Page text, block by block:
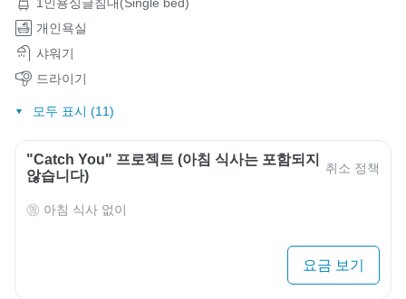
개인욕실
샤워기
드라이기
모두 표시 (11)
"Catch You" 프로젝트 (아침 식사는 포함되지
않습니다)
취소 정책
아침 식사 없이
요금 보기